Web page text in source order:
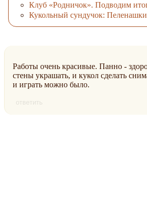
Клуб «Родничок». Подводим
Кукольный сундучок: Пеленашки
Работы очень красивые. Панно -
стены украшать, и кукол сделать
и играть можно было.
ответить